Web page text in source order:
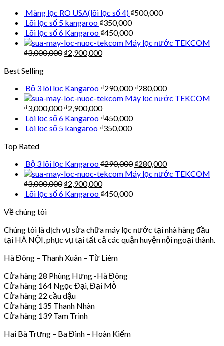
Màng lọc RO USA(lõi lọc số 4) ₫500,000
Lõi lọc số 5 kangaroo ₫350,000
Lõi lọc số 6 Kangaroo ₫450,000
Máy lọc nước TEKCOM
₫3,000,000 ₫2,900,000
Best Selling
Bộ 3 lõi lọc Kangaroo₫290,000 ₫280,000
Máy lọc nước TEKCOM
₫3,000,000 ₫2,900,000
Lõi lọc số 6 Kangaroo ₫450,000
Lõi lọc số 5 kangaroo ₫350,000
Top Rated
Bộ 3 lõi lọc Kangaroo₫290,000 ₫280,000
Máy lọc nước TEKCOM
₫3,000,000 ₫2,900,000
Lõi lọc số 6 Kangaroo ₫450,000
Về chúng tôi
Chúng tôi là dịch vụ sửa chữa máy lọc nước tại nhà hàng đầu
tại HÀ NỘI, phục vụ tại tất cả các quận huyện nội ngoại thành.
Hà Đông – Thanh Xuân – Từ Liêm
Cửa hàng 28 Phùng Hưng -Hà Đông
Cửa hàng 164 Ngọc Đại, Đại Mỗ
Cửa hàng 22 cầu dậu
Cửa hàng 135 Thanh Nhàn
Cửa hàng 139 Tam Trinh
Hai Bà Trưng – Ba Đình – Hoàn Kiếm